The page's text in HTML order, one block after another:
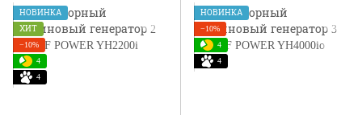
НОВИНКА
ХИТ
−10%
4
4
НОВИНКА
−10%
4
4